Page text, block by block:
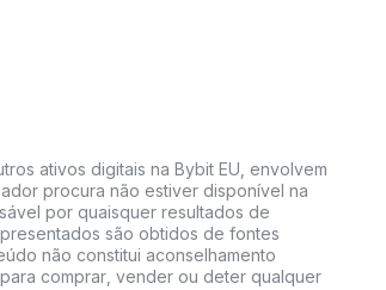
ativos digitais na Bybit EU, envolvem
procura não estiver disponível na
por quaisquer resultados de
são obtidos de fontes
não constitui aconselhamento
comprar, vender ou deter qualquer